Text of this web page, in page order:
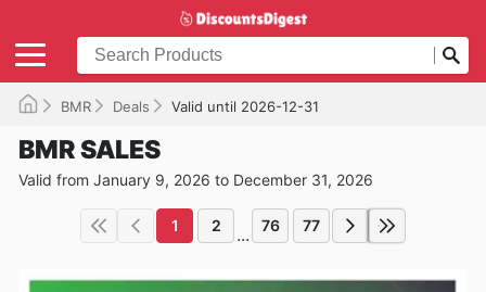
BMR Deals Valid until 2026-12-31
BMR SALES
Valid from January 9, 2026 to December 31, 2026
1 2 ... 76 77